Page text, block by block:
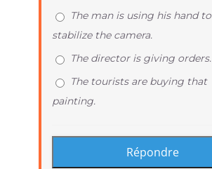
The man is using his hand to
stabilize the camera.
The director is giving orders.
The tourists are buying that
painting.